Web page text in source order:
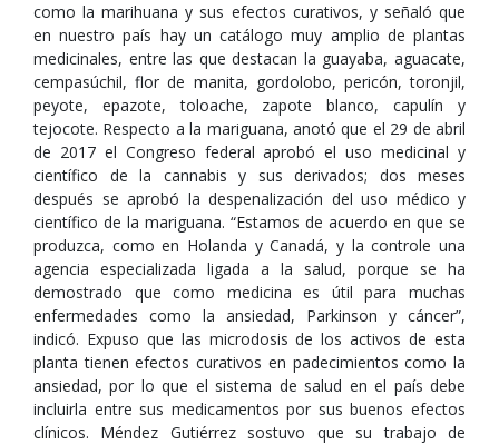
como la marihuana y sus efectos curativos, y señaló que
en nuestro país hay un catálogo muy amplio de plantas
medicinales, entre las que destacan la guayaba, aguacate,
cempasúchil, flor de manita, gordolobo, pericón, toronjil,
peyote, epazote, toloache, zapote blanco, capulín y
tejocote. Respecto a la mariguana, anotó que el 29 de abril
de 2017 el Congreso federal aprobó el uso medicinal y
científico de la cannabis y sus derivados; dos meses
después se aprobó la despenalización del uso médico y
científico de la mariguana. “Estamos de acuerdo en que se
produzca, como en Holanda y Canadá, y la controle una
agencia especializada ligada a la salud, porque se ha
demostrado que como medicina es útil para muchas
enfermedades como la ansiedad, Parkinson y cáncer”,
indicó. Expuso que las microdosis de los activos de esta
planta tienen efectos curativos en padecimientos como la
ansiedad, por lo que el sistema de salud en el país debe
incluirla entre sus medicamentos por sus buenos efectos
clínicos. Méndez Gutiérrez sostuvo que su trabajo de